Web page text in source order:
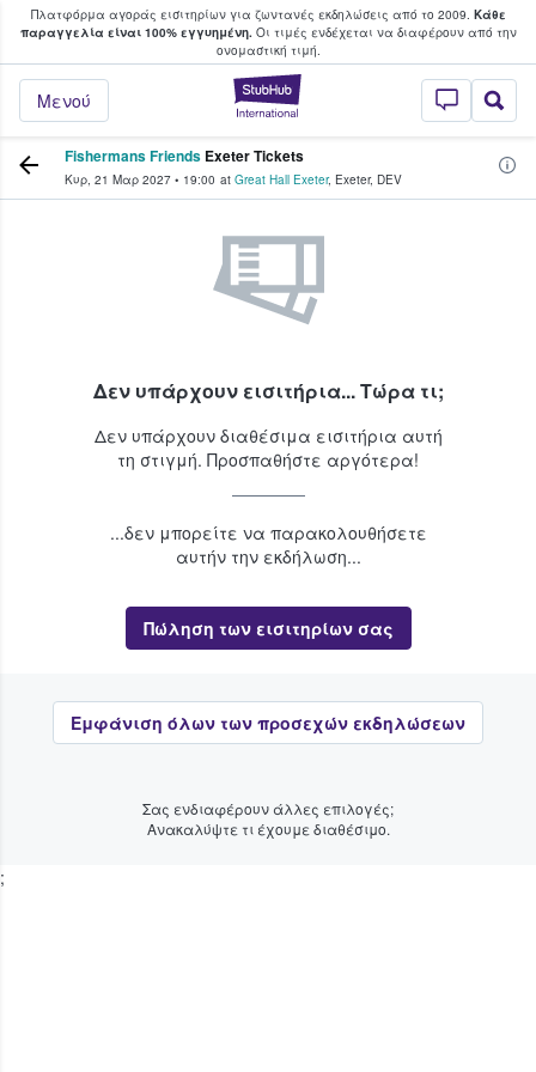
Πλατφόρμα αγοράς εισιτηρίων για ζωντανές εκδηλώσεις από το 2009. Κάθε
παραγγελία είναι 100% εγγυημένη.Οι τιμές ενδέχεται να διαφέρουν από την
oνομαστική τιμή.
StubHub - Όπου
Μενού
φαν αγοράζουν και πουλούν
Fishermans Friends Exeter Tickets
Κυρ, 21 Μαρ 2027 • 19:00 at Great Hall Exeter, Exeter, DEV
Δεν υπάρχουν εισιτήρια... Τώρα τι;
Δεν υπάρχουν διαθέσιμα εισιτήρια αυτή
τη στιγμή. Προσπαθήστε αργότερα!
...δεν μπορείτε να παρακολουθήσετε
αυτήν την εκδήλωση...
Πώληση των εισιτηρίων σας
Εμφάνιση όλων των προσεχών εκδηλώσεων
Σας ενδιαφέρουν άλλες επιλογές;
Ανακαλύψτε τι έχουμε διαθέσιμο.
;